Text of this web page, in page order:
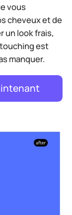
vous
cheveux et de
un look frais,
est
manquer.